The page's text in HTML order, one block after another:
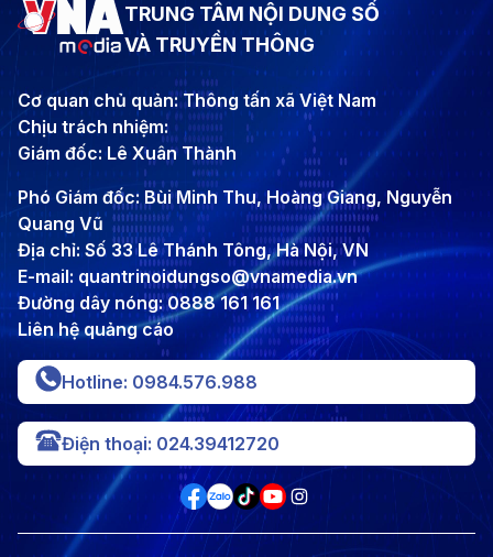
TRUNG TÂM NỘI DUNG SỐ
VÀ TRUYỀN THÔNG
Cơ quan chủ quản: Thông tấn xã Việt Nam
Chịu trách nhiệm:
Giám đốc: Lê Xuân Thành
Phó Giám đốc: Bùi Minh Thu, Hoàng Giang, Nguyễn
Quang Vũ
Địa chỉ: Số 33 Lê Thánh Tông, Hà Nội, VN
E-mail: quantrinoidungso@vnamedia.vn
Đường dây nóng: 0888 161 161
Liên hệ quảng cáo
Hotline: 0984.576.988
Điện thoại: 024.39412720